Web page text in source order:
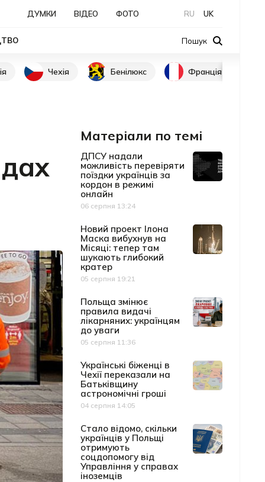
ДУМКИ ВІДЕО ФОТО RU UK
Пошук
Чехія Бенілюкс Франція
Матеріали по темі
ДПСУ надали
можливість перевіряти
поїздки українців за
кордон в режимі
онлайн
Дата публікації
06 серпня 13:24
Новий проект Ілона
Маска вибухнув на
Місяці: тепер там
шукають глибокий
кратер
Дата публікації
05 серпня 19:21
Польща змінює
правила видачі
лікарняних: українцям
до уваги
Дата публікації
05 серпня 11:36
Українські біженці в
Чехії переказали на
Батьківщину
астрономічні гроші
Дата публікації
04 серпня 14:05
Cтало відомо, скільки
українців у Польщі
отримують
соцдопомогу від
Управління у справах
іноземців